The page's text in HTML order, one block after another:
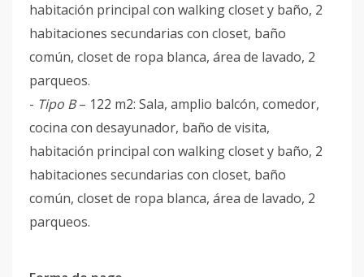
habitación principal con walking closet y baño, 2
habitaciones secundarias con closet, baño
común, closet de ropa blanca, área de lavado, 2
parqueos.
- Tipo B– 122 m2: Sala, amplio balcón, comedor,
cocina con desayunador, baño de visita,
habitación principal con walking closet y baño, 2
habitaciones secundarias con closet, baño
común, closet de ropa blanca, área de lavado, 2
parqueos.